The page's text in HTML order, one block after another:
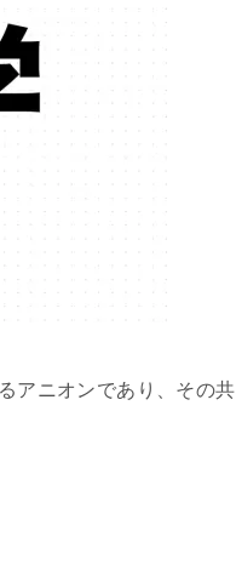
アニオンであり、その共